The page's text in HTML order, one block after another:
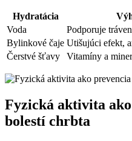
Hydratácia
Voda
Podporuje
Bylinkové čaje Utišujúci efekt,
Čerstvé šťavy
Vitamíny a
Fyzická aktivita
bolestí chrbta